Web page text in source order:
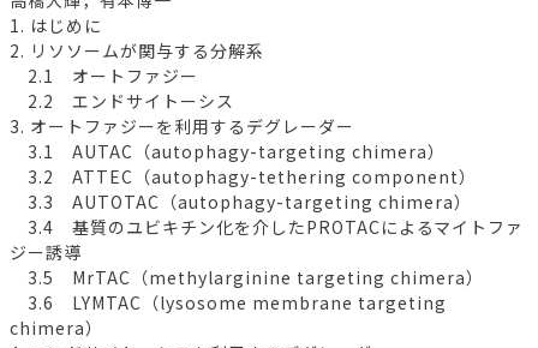
1. はじめに
2. リソソームが関与する分解系
2.1 オートファジー
2.2 エンドサイトーシス
3. オートファジーを利用するデグレーダー
3.1 AUTAC（autophagy-targeting chimera）
3.2 ATTEC（autophagy-tethering component）
3.3 AUTOTAC（autophagy-targeting chimera）
3.4 基質のユビキチン化を介したPROTACによるマイトファ
ジー誘導
3.5 MrTAC（methylarginine targeting chimera）
3.6 LYMTAC（lysosome membrane targeting
chimera）